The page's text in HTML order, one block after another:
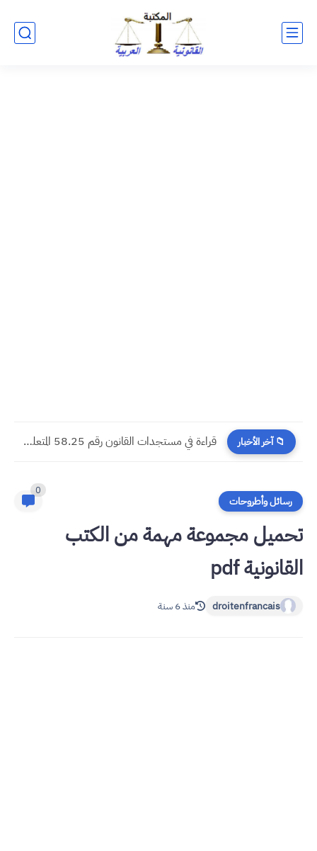
📁 آخر الأخبار ​قراءة في مستجدات القانون رقم 58.25 المتعلق بالمسطرة المدنية
رسائل وأطروحات
0
تحميل مجموعة مهمة من الكتب
القانونية pdf
droitenfrancais منذ 6 سنة